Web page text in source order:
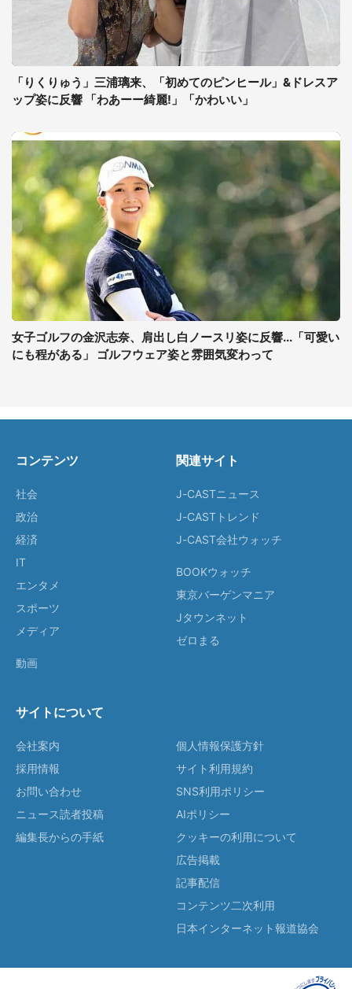
「りくりゅう」三浦璃来、「初めてのピンヒール」&ドレスア
ップ姿に反響 「わあーー綺麗!」「かわいい」
女子ゴルフの金沢志奈、肩出し白ノースリ姿に反響...「可愛い
にも程がある」 ゴルフウェア姿と雰囲気変わって
コンテンツ
社会
政治
経済
IT
エンタメ
スポーツ
メディア
動画
関連サイト
J-CASTニュース
J-CASTトレンド
J-CAST会社ウォッチ
BOOKウォッチ
東京バーゲンマニア
Jタウンネット
ゼロまる
サイトについて
会社案内
採用情報
お問い合わせ
ニュース読者投稿
編集長からの手紙
個人情報保護方針
サイト利用規約
SNS利用ポリシー
AIポリシー
クッキーの利用について
広告掲載
記事配信
コンテンツ二次利用
日本インターネット報道協会